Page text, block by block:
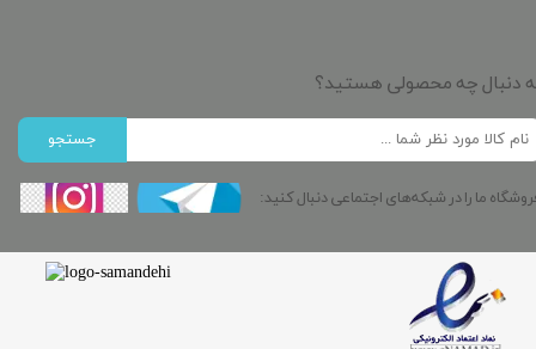
دنبال چه محصولی هستید؟
جستجو
ما را در شبکه‌های اجتماعی دنبال کنید: